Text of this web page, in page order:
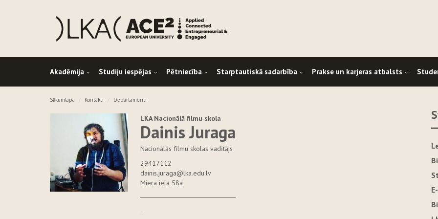
Akadēmija Studiju iespējas Pētniecība Starptautiskā sadarbība Prakse un karjeras atbalsts
Sākumlapa Kontakti Departamenti
LKA Nacionālā filmu skola
Dainis Juraga
Nacionālās filmu skolas vadītājs
29417112
dainis.juraga@lka.edu.lv
Miera iela 58a
.